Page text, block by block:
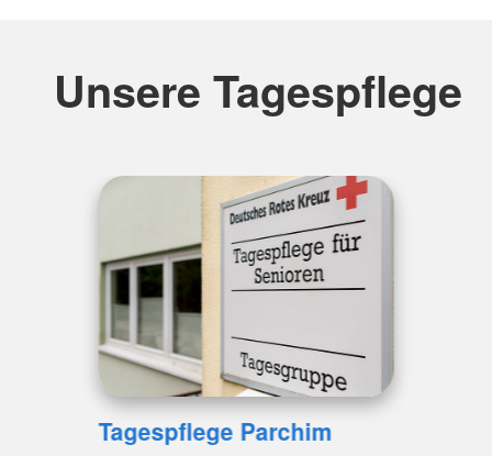
Unsere Tagespflege
Tagespflege Parchim